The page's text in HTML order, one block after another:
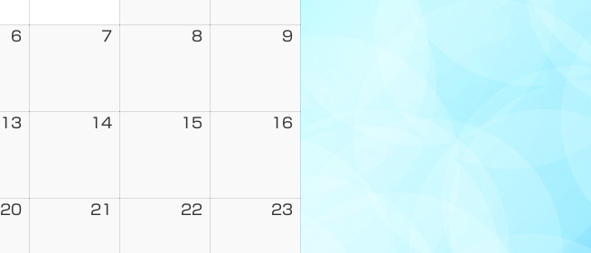
6 7 8 9
13 14 15 16
20 21 22 23